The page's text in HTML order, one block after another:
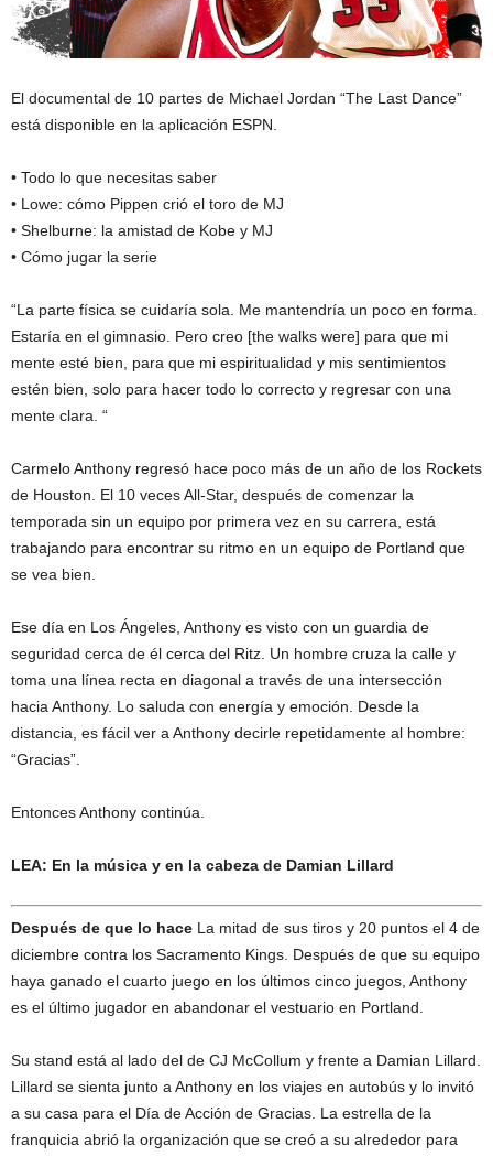
El documental de 10 partes de Michael Jordan “The Last Dance”
está disponible en la aplicación ESPN.
• Todo lo que necesitas saber
• Lowe: cómo Pippen crió el toro de MJ
• Shelburne: la amistad de Kobe y MJ
• Cómo jugar la serie
“La parte física se cuidaría sola. Me mantendría un poco en forma.
Estaría en el gimnasio. Pero creo [the walks were] para que mi
mente esté bien, para que mi espiritualidad y mis sentimientos
estén bien, solo para hacer todo lo correcto y regresar con una
mente clara. “
Carmelo Anthony regresó hace poco más de un año de los Rockets
de Houston. El 10 veces All-Star, después de comenzar la
temporada sin un equipo por primera vez en su carrera, está
trabajando para encontrar su ritmo en un equipo de Portland que
se vea bien.
Ese día en Los Ángeles, Anthony es visto con un guardia de
seguridad cerca de él cerca del Ritz. Un hombre cruza la calle y
toma una línea recta en diagonal a través de una intersección
hacia Anthony. Lo saluda con energía y emoción. Desde la
distancia, es fácil ver a Anthony decirle repetidamente al hombre:
“Gracias”.
Entonces Anthony continúa.
LEA: En la música y en la cabeza de Damian Lillard
Después de que lo hace La mitad de sus tiros y 20 puntos el 4 de
diciembre contra los Sacramento Kings. Después de que su equipo
haya ganado el cuarto juego en los últimos cinco juegos, Anthony
es el último jugador en abandonar el vestuario en Portland.
Su stand está al lado del de CJ McCollum y frente a Damian Lillard.
Lillard se sienta junto a Anthony en los viajes en autobús y lo invitó
a su casa para el Día de Acción de Gracias. La estrella de la
franquicia abrió la organización que se creó a su alrededor para